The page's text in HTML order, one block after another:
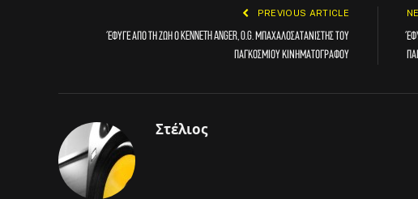
PREVIOUS ARTICLE
Έφυγε από τη ζωή ο Kenneth Anger, O.G. μπαχαλοσατανιστής του
παγκόσμιου κινηματογράφου
Στέλιος